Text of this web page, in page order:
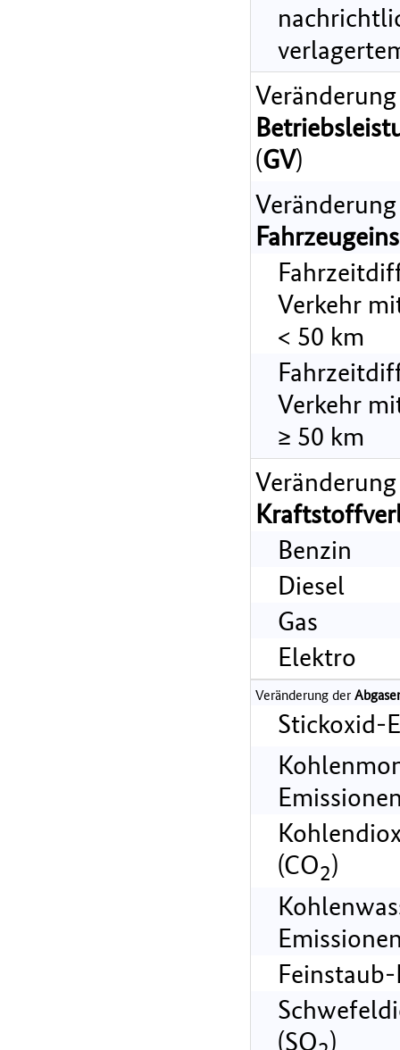
(GV)
Verkehr
< 50 km
Verkehr
≥ 50 km
Benzin
Diesel
Gas
Elektro
Veränderung der
Stickoxid-
(CO2)
(SO )